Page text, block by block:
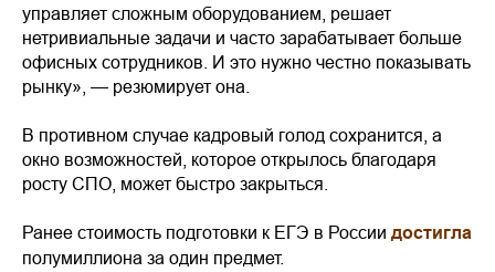
управляет сложным оборудованием, решает
нетривиальные задачи и часто зарабатывает больше
офисных сотрудников. И это нужно честно показывать
рынку», — резюмирует она.
В противном случае кадровый голод сохранится, а
окно возможностей, которое открылось благодаря
росту СПО, может быстро закрыться.
Ранее стоимость подготовки к ЕГЭ в России достигла
полумиллиона за один предмет.